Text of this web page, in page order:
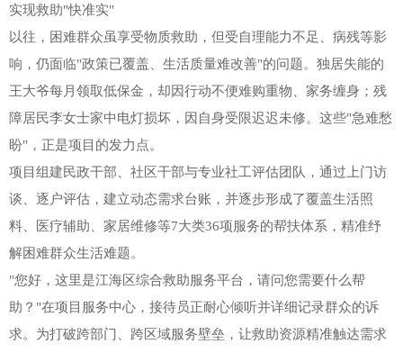
实现救助"快准实"
以往，困难群众虽享受物质救助，但受自理能力不足、病残等影
响，仍面临"政策已覆盖、生活质量难改善"的问题。独居失能的
王大爷每月领取低保金，却因行动不便难购重物、家务缠身；残
障居民李女士家中电灯损坏，因自身受限迟迟未修。这些"急难愁
盼"，正是项目的发力点。
项目组建民政干部、社区干部与专业社工评估团队，通过上门访
谈、逐户评估，建立动态需求台账，并逐步形成了覆盖生活照
料、医疗辅助、家居维修等7大类36项服务的帮扶体系，精准纾
解困难群众生活难题。
"您好，这里是江海区综合救助服务平台，请问您需要什么帮
助？"在项目服务中心，接待员正耐心倾听并详细记录群众的诉
求。为打破跨部门、跨区域服务壁垒，让救助资源精准触达需求